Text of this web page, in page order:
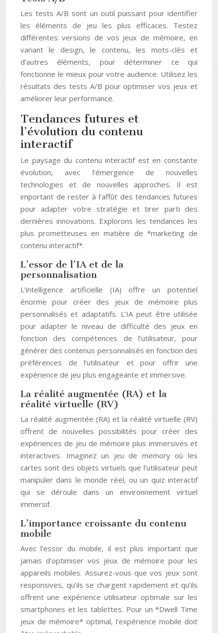
Les tests A/B sont un outil puissant pour identifier
les éléments de jeu les plus efficaces. Testez
différentes versions de vos jeux de mémoire, en
variant le design, le contenu, les mots-clés et
d’autres éléments, pour déterminer ce qui
fonctionne le mieux pour votre audience. Utilisez les
résultats des tests A/B pour optimiser vos jeux et
améliorer leur performance.
Tendances futures et
l’évolution du contenu
interactif
Le paysage du contenu interactif est en constante
évolution, avec l’émergence de nouvelles
technologies et de nouvelles approches. Il est
important de rester à l’affût des tendances futures
pour adapter votre stratégie et tirer parti des
dernières innovations. Explorons les tendances les
plus prometteuses en matière de *marketing de
contenu interactif*.
L’essor de l’IA et de la
personnalisation
L’intelligence artificielle (IA) offre un potentiel
énorme pour créer des jeux de mémoire plus
personnalisés et adaptatifs. L’IA peut être utilisée
pour adapter le niveau de difficulté des jeux en
fonction des compétences de l’utilisateur, pour
générer des contenus personnalisés en fonction des
préférences de l’utilisateur et pour offrir une
expérience de jeu plus engageante et immersive.
La réalité augmentée (RA) et la
réalité virtuelle (RV)
La réalité augmentée (RA) et la réalité virtuelle (RV)
offrent de nouvelles possibilités pour créer des
expériences de jeu de mémoire plus immersives et
interactives. Imaginez un jeu de memory où les
cartes sont des objets virtuels que l’utilisateur peut
manipuler dans le monde réel, ou un quiz interactif
qui se déroule dans un environnement virtuel
immersif.
L’importance croissante du contenu
mobile
Avec l’essor du mobile, il est plus important que
jamais d’optimiser vos jeux de mémoire pour les
appareils mobiles. Assurez-vous que vos jeux sont
responsives, qu’ils se chargent rapidement et qu’ils
offrent une expérience utilisateur optimale sur les
smartphones et les tablettes. Pour un *Dwell Time
jeux de mémoire* optimal, l’expérience mobile doit